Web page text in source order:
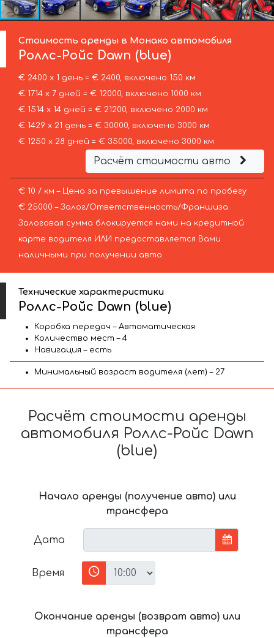
Стоимость аренды в Монако автомобиля
Роллс-Ройс Dawn (blue)
€ 2400 х 1 день = € 2400, включено 150 км
€ 1714 х 7 дней = € 12000, включено 1000 км
€ 1514 х 14 дней = € 21200, включено 2000 км
€ 1429 х 21 день = € 30000, включено 3000 км
€ 1250 х 28 дней = € 35000, включено 3000 км
Расчёт стоимости авто
€ 10 / км – Цена за превышение лимита по пробегу
€ 25000 – Залог/Ответственность/Франшиза.
Залоговая сумма блокируется нами на кредитной
карте водителя ИЛИ предоставляется Вами
наличными при получении авто.
Технические характеристики
Роллс-Ройс Dawn (blue)
Коробка передач – Автоматическая
Количество мест – 4
Навигация – есть
Минимальный возраст водителя (лет) – 27
Расчёт стоимости аренды
автомобиля Роллс-Ройс Dawn
(blue)
Начало аренды (получение авто) или
трансфера
Дата
Время
Окончание аренды (возврат авто) или
трансфера